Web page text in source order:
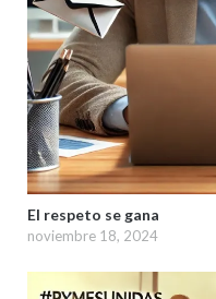
El respeto se gana
noviembre 18, 2024